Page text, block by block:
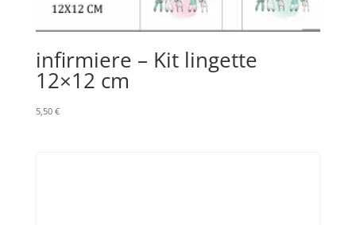
infirmiere – Kit lingette
12×12 cm
5,50 €